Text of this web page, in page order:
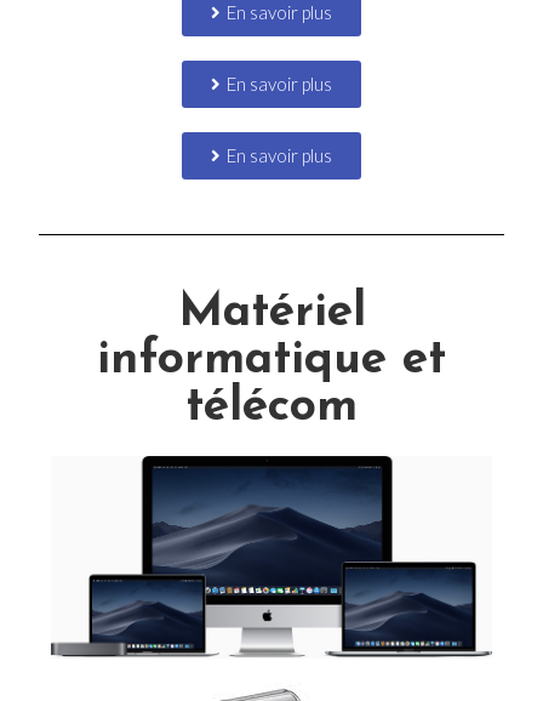
En savoir plus
En savoir plus
En savoir plus
Matériel
informatique et
télécom